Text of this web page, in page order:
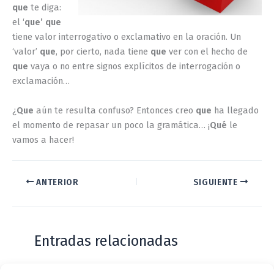
que te diga:
el ‘que’ que
tiene valor interrogativo o exclamativo en la oración. Un
‘valor’ que, por cierto, nada tiene que ver con el hecho de
que vaya o no entre signos explícitos de interrogación o
exclamación…
¿Que aún te resulta confuso? Entonces creo que ha llegado
el momento de repasar un poco la gramática… ¡Qué le
vamos a hacer!
ANTERIOR SIGUIENTE
Entradas relacionadas